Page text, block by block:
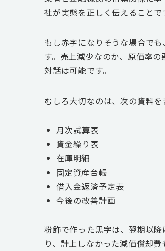
社が実態を正しく伝えることで
もし赤字になりそうな場合で
す。売上減少なのか、原価率
対話は可能です。
むしろ大切なのは、次の資料を
月次試算表
資金繰り表
在庫明細
固定資産台帳
借入金返済予定表
今後の改善計画
粉飾で作った黒字は、翌期以
り、計上しなかった減価償却